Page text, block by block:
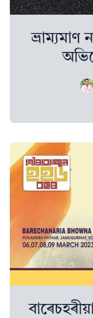
ভ্ৰাম্যমাণ